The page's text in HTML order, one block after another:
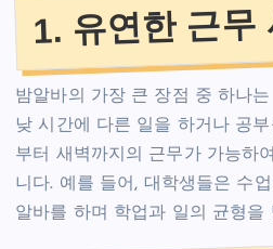
1. 유연한 근무
밤알바의 가장 큰 장점 중 하나
낮 시간에 다른 일을 하거나 공
부터 새벽까지의 근무가 가능하
니다. 예를 들어, 대학생들은 수
알바를 하며 학업과 일의 균형을